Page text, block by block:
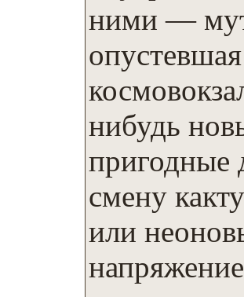
ними —
нибудь
пригодные
смену
или